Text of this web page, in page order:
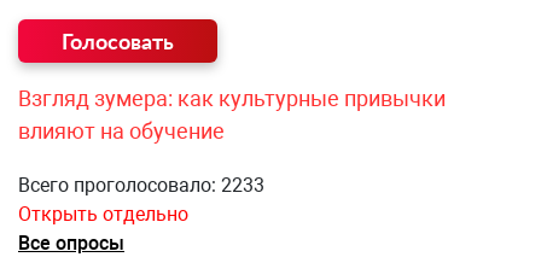
Взгляд зумера: как культурные привычки
влияют на обучение
Всего проголосовало: 2233
Открыть отдельно
Все опросы